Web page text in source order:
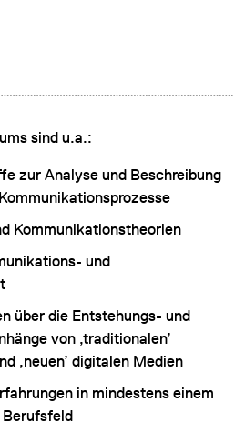
sind u.a.:
zur Analyse und Beschreibung
Kommunikationstheorien
und
über die Entstehungs- und
von ‚traditionalen’
‚neuen’ digitalen Medien
in mindestens einem
Berufsfeld